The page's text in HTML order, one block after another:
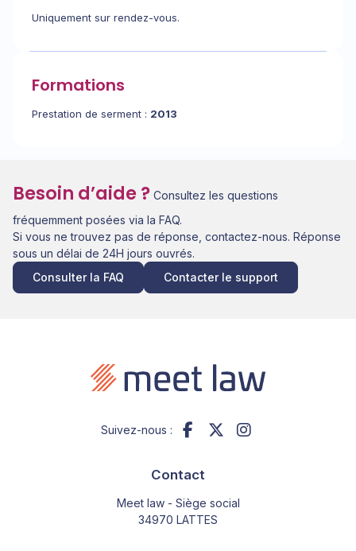
Uniquement sur rendez-vous.
Formations
Prestation de serment : 2013
Besoin d’aide ? Consultez les questions
fréquemment posées via la FAQ.
Si vous ne trouvez pas de réponse, contactez-nous. Réponse
sous un délai de 24H jours ouvrés.
Consulter la FAQ
Contacter le support
Suivez-nous :
Contact
Meet law - Siège social
34970 LATTES